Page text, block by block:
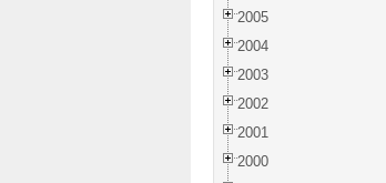
2005
2004
2003
2002
2001
2000